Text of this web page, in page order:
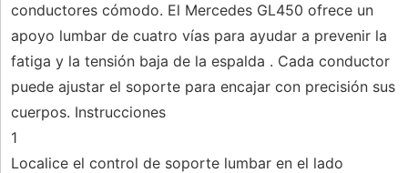
conductores cómodo. El Mercedes GL450 ofrece un
apoyo lumbar de cuatro vías para ayudar a prevenir la
fatiga y la tensión baja de la espalda . Cada conductor
puede ajustar el soporte para encajar con precisión sus
cuerpos. Instrucciones
1
Localice el control de soporte lumbar en el lado